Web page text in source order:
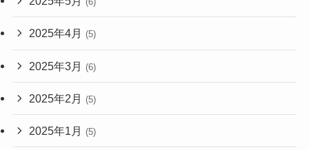
2025年4月 (5)
2025年3月 (6)
2025年2月 (5)
2025年1月 (5)